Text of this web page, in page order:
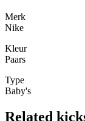
Merk
Nike
Kleur
Paars
Type
Baby's
Related